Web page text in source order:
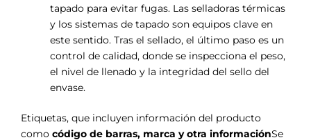
tapado para evitar fugas. Las selladoras térmicas
y los sistemas de tapado son equipos clave en
este sentido. Tras el sellado, el último paso es un
control de calidad, donde se inspecciona el peso,
el nivel de llenado y la integridad del sello del
envase.
Etiquetas, que incluyen información del producto
como código de barras, marca y otra informaciónSe